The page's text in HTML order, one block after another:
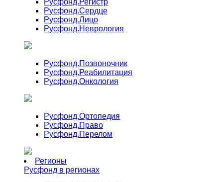
Русфонд.Регистр
Русфонд.Сердце
Русфонд.Лицо
Русфонд.Неврология
Русфонд.Позвоночник
Русфонд.Реабилитация
Русфонд.Онкология
Русфонд.Ортопедия
Русфонд.Право
Русфонд.Перелом
Регионы
Русфонд в регионах